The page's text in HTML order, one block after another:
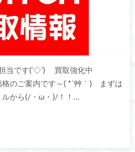
当です(‘◇’)ゞ 買取強化中
のご案内です～( *´艸｀) まずは
ルから(/・ω・)/！！…